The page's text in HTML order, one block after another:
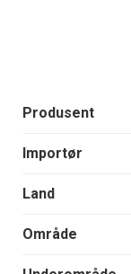
Produsent
Importør
Land
Område